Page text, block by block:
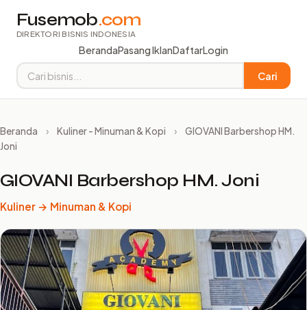
Fusemob.com
DIREKTORI BISNIS INDONESIA
BerandaPasang IklanDaftarLogin
Cari
Beranda › Kuliner - Minuman & Kopi ›
GIOVANI Barbershop HM.
Joni ️ ️ ️ ️ ️
GIOVANI Barbershop HM. Joni ️ ️ ️ ️ ️
Kuliner → Minuman & Kopi